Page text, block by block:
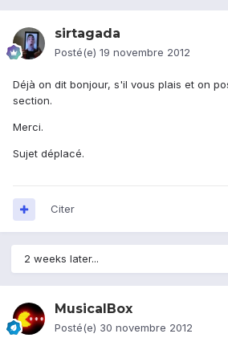
sirtagada
Posté(e) 19 novembre 2012
Déjà on dit bonjour, s'il vous plais et on
section.
Merci.
Sujet déplacé.
Citer
2 weeks later...
MusicalBox
Posté(e) 30 novembre 2012